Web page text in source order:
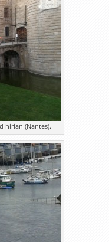
hirian (Nantes).